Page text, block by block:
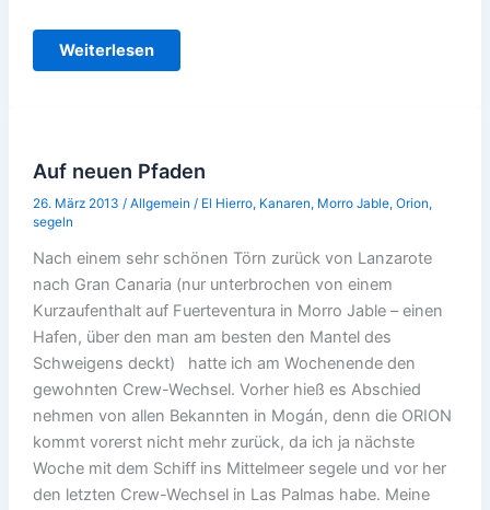
War
Weiterlesen
Auf neuen Pfaden
26. März 2013 / Allgemein / El Hierro, Kanaren, Morro Jable, Orion,
segeln
Nach einem sehr schönen Törn zurück von Lanzarote
nach Gran Canaria (nur unterbrochen von einem
Kurzaufenthalt auf Fuerteventura in Morro Jable – einen
Hafen, über den man am besten den Mantel des
Schweigens deckt) hatte ich am Wochenende den
gewohnten Crew-Wechsel. Vorher hieß es Abschied
nehmen von allen Bekannten in Mogán, denn die ORION
kommt vorerst nicht mehr zurück, da ich ja nächste
Woche mit dem Schiff ins Mittelmeer segele und vor her
den letzten Crew-Wechsel in Las Palmas habe. Meine